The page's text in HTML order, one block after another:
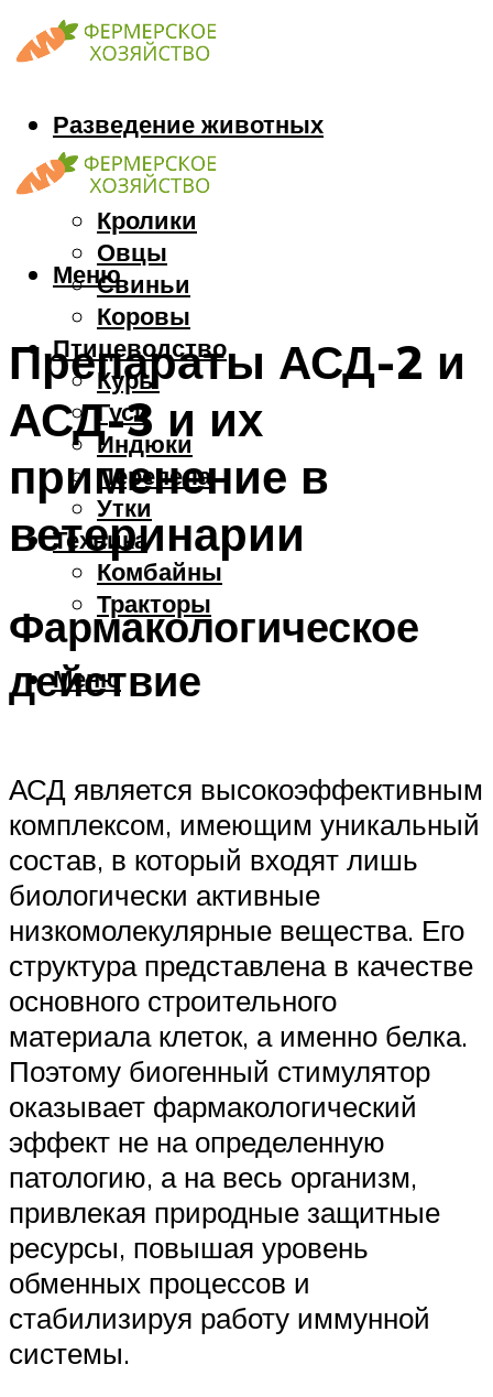
Разведение животных
Козы
Кони
Кролики
Овцы
Свиньи
Коровы
Птицеводство
Куры
Гуси
Индюки
Перепела
Утки
Техника
Комбайны
Тракторы
Меню
Меню
Препараты АСД-2 и
АСД-3 и их
применение в
ветеринарии
Фармакологическое
действие
АСД является высокоэффективным
комплексом, имеющим уникальный
состав, в который входят лишь
биологически активные
низкомолекулярные вещества. Его
структура представлена в качестве
основного строительного
материала клеток, а именно белка.
Поэтому биогенный стимулятор
оказывает фармакологический
эффект не на определенную
патологию, а на весь организм,
привлекая природные защитные
ресурсы, повышая уровень
обменных процессов и
стабилизируя работу иммунной
системы.